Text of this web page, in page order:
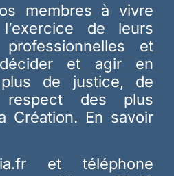
membres à vivre
de leurs
professionnelles et
et agir en
de justice, de
des plus
Création. En savoir
et téléphone